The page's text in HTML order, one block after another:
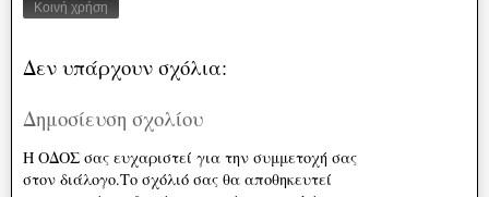
Κοινή χρήση
Δεν υπάρχουν σχόλια:
Δημοσίευση σχολίου
Η ΟΔΟΣ σας ευχαριστεί για την συμμετοχή σας
στον διάλογο.Το σχόλιό σας θα αποθηκευτεί